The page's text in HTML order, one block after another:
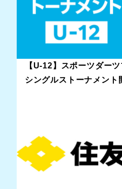
【U-12】スポーツダー
シングルストーナメント